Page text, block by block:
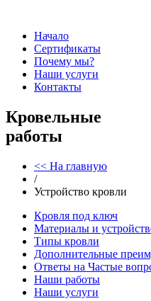
Начало
Сертификаты
Почему мы?
Наши услуги
Контакты
Кровельные
работы
<< На главную
/
Устройство кровли
Кровля под ключ
Материалы и
Типы кровли
Дополнительные
Ответы на Частые
Наши работы
Наши услуги